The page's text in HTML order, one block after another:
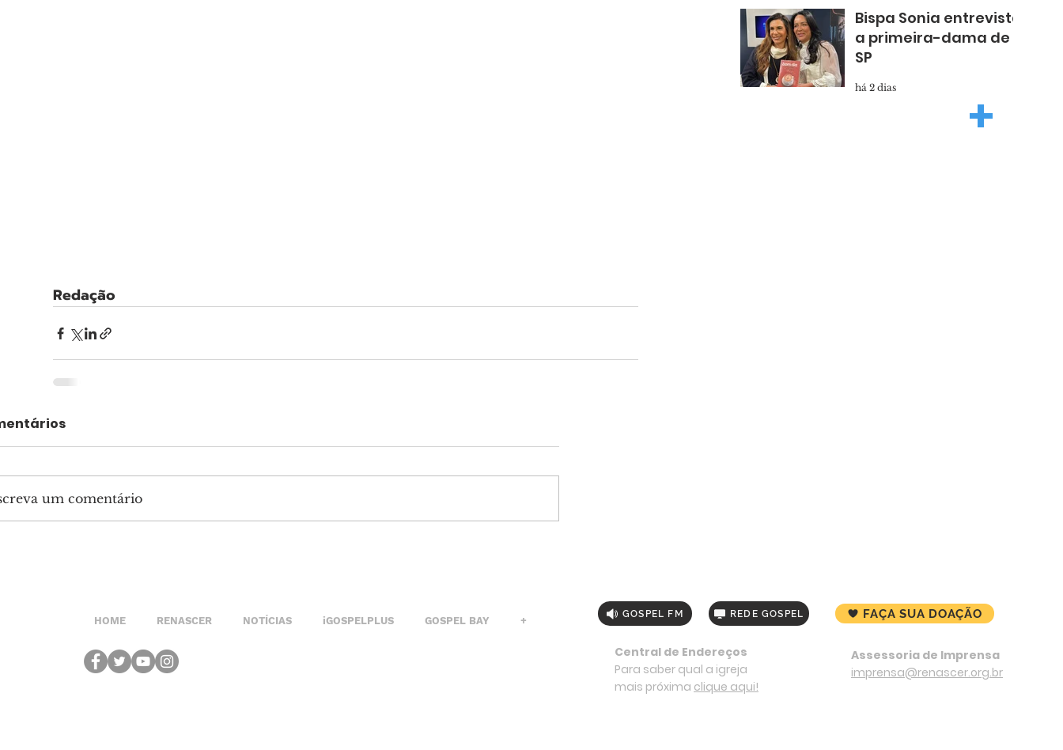
Redação
um comentário
Taboão
Bispa Sonia entrevista
a primeira-dama de
SP
há 2 dias +
HOME RENASCER NOTÍCIAS iGOSPELPLUS GOSPEL BAY +
GOSPEL FM REDE GOSPEL
Central de Endereços
Para saber qual a igreja
mais próxima clique aqui!
FAÇA SUA DOAÇÃO
Assessoria de Imprensa
imprensa@renascer.org.br